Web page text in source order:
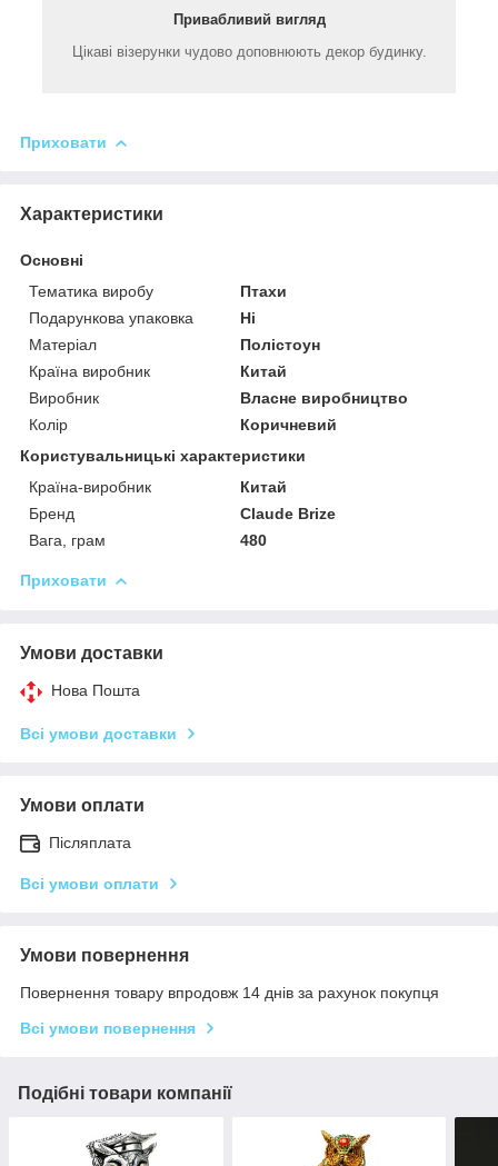
Привабливий вигляд
Цікаві візерунки чудово доповнюють декор будинку.
Приховати
Характеристики
Основні
Тематика виробу
Птахи
Подарункова упаковка
Ні
Матеріал
Полістоун
Країна виробник
Китай
Виробник
Власне виробництво
Колір
Коричневий
Користувальницькі характеристики
Країна-виробник
Китай
Бренд
Claude Brize
Вага, грам
480
Приховати
Умови доставки
Нова Пошта
Всі умови доставки
Умови оплати
Післяплата
Всі умови оплати
Умови повернення
Повернення товару впродовж 14 днів за рахунок покупця
Всі умови повернення
Подібні товари компанії